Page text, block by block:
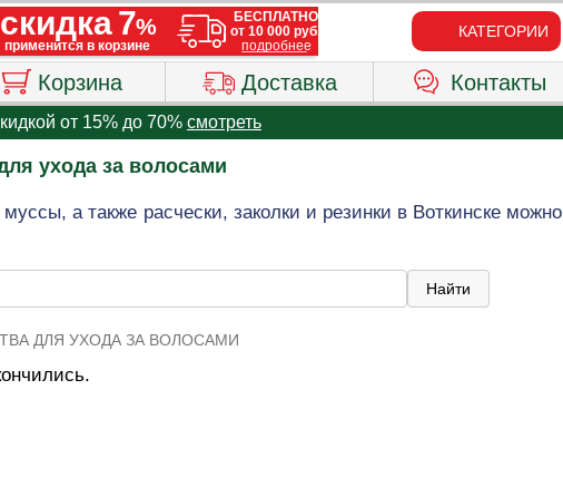
КАТЕГОРИИ
Корзина Доставка Контакты
от 15% до 70% смотреть
ухода за волосами
а также расчески, заколки и резинки в Воткинске можно
ДЛЯ УХОДА ЗА ВОЛОСАМИ